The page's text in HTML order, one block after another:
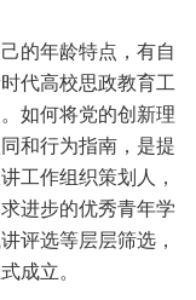
的年龄特点，有自
代高校思政教育工
如何将党的创新理
和行为指南，是提
工作组织策划人，
进步的优秀青年学
评选等层层筛选，
成立。